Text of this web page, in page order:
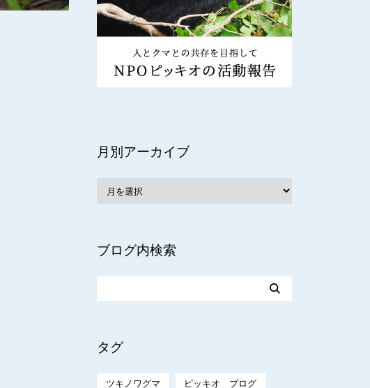
月別アーカイブ
ブログ内検索
タグ
ツキノワグマ ピッキオ ブログ